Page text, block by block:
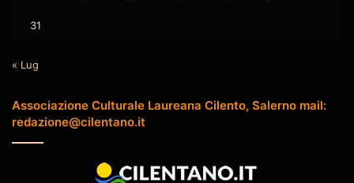
31
« Lug
Associazione Culturale Laureana Cilento, Salerno mail:
redazione@cilentano.it